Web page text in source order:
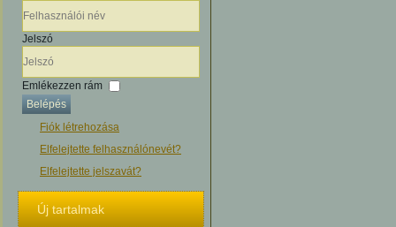
Jelszó
Emlékezzen rám
Belépés
Fiók létrehozása
Elfelejtette felhasználónevét?
Elfelejtette jelszavát?
Új tartalmak